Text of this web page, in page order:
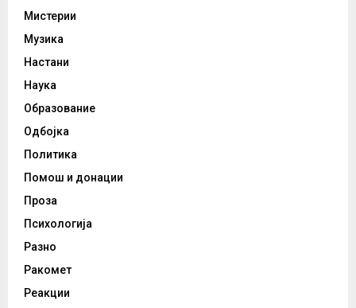
Мистерии
Музика
Настани
Наука
Образование
Одбојка
Политика
Помош и донации
Проза
Психологија
Разно
Ракомет
Реакции